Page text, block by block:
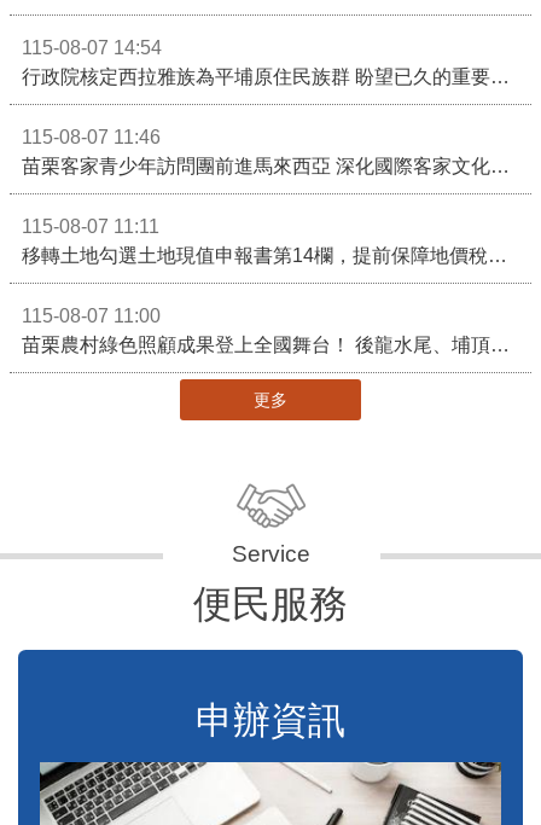
115-08-07 14:54
行政院核定西拉雅族為平埔原住民族群 盼望已久的重要時刻到來！8月13日起受理民族成員名冊登記
115-08-07 11:46
苗栗客家青少年訪問團前進馬來西亞 深化國際客家文化交流
115-08-07 11:11
移轉土地勾選土地現值申報書第14欄，提前保障地價稅節稅權益
115-08-07 11:00
苗栗農村綠色照顧成果登上全國舞台！ 後龍水尾、埔頂社區前進2026高齡健康產業博覽會
更多
便民服務
申辦資訊